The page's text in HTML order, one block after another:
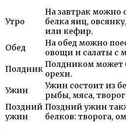
Утро
На завтрак можно
белка яиц,
или кефир.
Обед
На обед можно
овощи и салаты с
Полдник Полдником может
орехи.
Ужин
Ужин состоит из
рыбы, мяса,
Поздний
ужин
Поздний ужин
белков: творога,